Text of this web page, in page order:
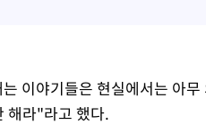
이야기들은 현실에서는 아
해라"라고 했다.